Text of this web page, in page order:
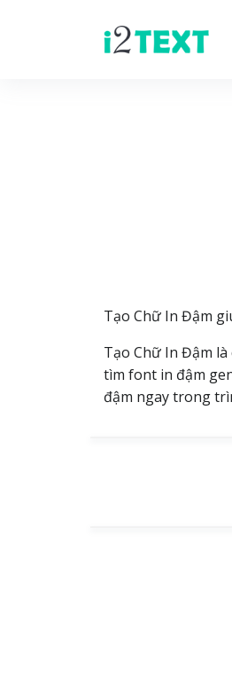
Tạo Chữ In Đậm
Tạo Chữ In Đậm
tìm font in đậm
đậm ngay trong